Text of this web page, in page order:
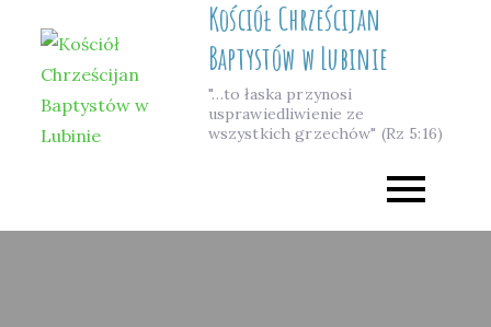
content
Kościół Chrześcijan
Baptystów w Lubinie
"…to łaska przynosi
usprawiedliwienie ze
wszystkich grzechów" (Rz 5:16)